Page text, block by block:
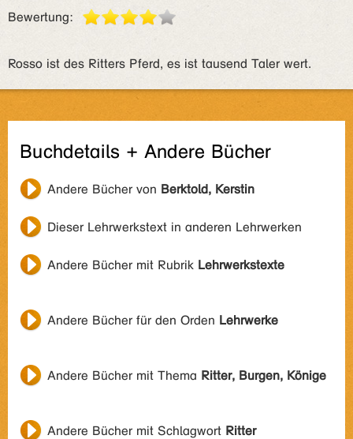
Bewertung:
Rosso ist des Ritters Pferd, es ist tausend Taler wert.
Buchdetails + Andere Bücher
Andere Bücher von Berktold, Kerstin
Dieser Lehrwerkstext in anderen Lehrwerken
Andere Bücher mit Rubrik Lehrwerkstexte
Andere Bücher für den Orden Lehrwerke
Andere Bücher mit Thema Ritter, Burgen, Könige
Andere Bücher mit Schlagwort Ritter